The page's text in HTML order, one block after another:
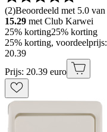
(2)Beoordeeld met 5.0
15.29 met Club Karwei
25% korting25% korting
25% korting,
20.39
Prijs: 20.39 euro